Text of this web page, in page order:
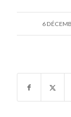
6 /